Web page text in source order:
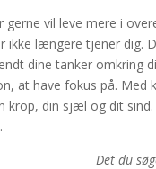
gerne vil leve mere i
ikke længere tjener dig.
dine tanker omkring
at have fokus på. Med
krop, din sjæl og dit
Det du